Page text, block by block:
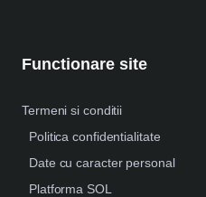
Functionare site
Termeni si conditii
Politica confidentialitate
Date cu caracter personal
Platforma SOL